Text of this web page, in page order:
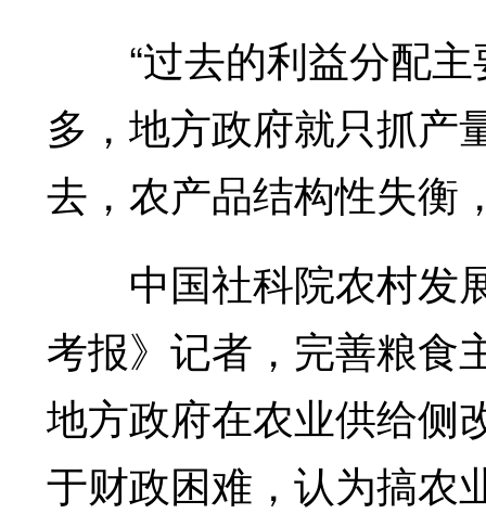
“过去的利益分配主
多，地方政府就只抓产
去，农产品结构性失衡
中国社科院农村发
考报》记者，完善粮食
地方政府在农业供给侧
于财政困难，认为搞农